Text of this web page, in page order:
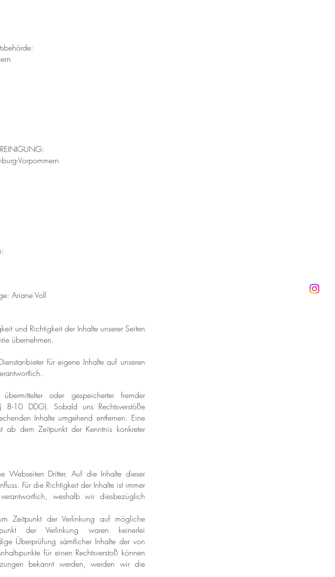
Vorpommern
Ariane Voll
und Richtigkeit der Inhalte unserer Seiten
übernehmen.
für eigene Inhalte auf unseren
oder gespeicherter fremder
10 DDG). Sobald uns Rechtsverstöße
Inhalte umgehend entfernen. Eine
dem Zeitpunkt der Kenntnis konkreter
Webseiten Dritter. Auf die Inhalte dieser
Für die Richtigkeit der Inhalte ist immer
weshalb wir diesbezüglich
Zeitpunkt der Verlinkung auf mögliche
der Verlinkung waren keinerlei
Überprüfung sämtlicher Inhalte der von
für einen Rechtsverstoß können
bekannt werden, werden wir die